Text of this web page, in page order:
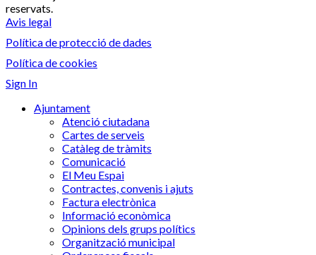
reservats.
Avis legal
Política de protecció de dades
Política de cookies
Sign In
Ajuntament
Atenció ciutadana
Cartes de serveis
Catàleg de tràmits
Comunicació
El Meu Espai
Contractes, convenis i ajuts
Factura electrònica
Informació econòmica
Opinions dels grups polítics
Organització municipal